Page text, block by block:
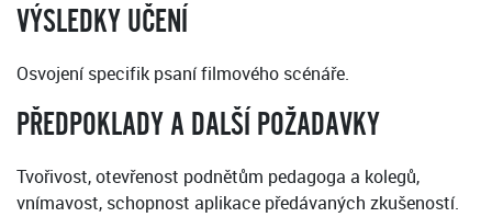
VÝSLEDKY UČENÍ
Osvojení specifik psaní filmového scénáře.
PŘEDPOKLADY A DALŠÍ POŽADAVKY
Tvořivost, otevřenost podnětům pedagoga a kolegů,
vnímavost, schopnost aplikace předávaných zkušeností.